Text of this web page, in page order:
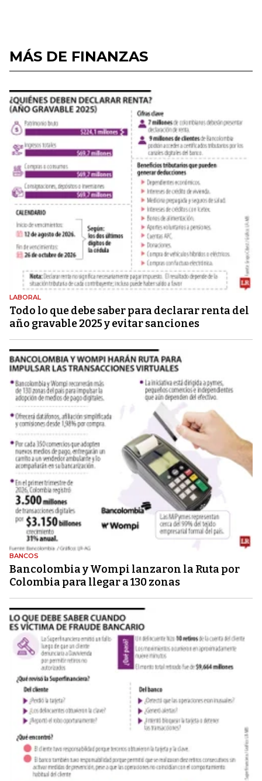
MÁS DE FINANZAS
LABORAL
Todo lo que debe saber para declarar renta del
año gravable 2025 y evitar sanciones
BANCOS
Bancolombia y Wompi lanzaron la Ruta por
Colombia para llegar a 130 zonas